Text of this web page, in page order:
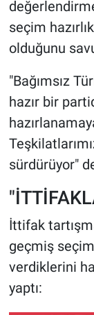
seçim
olduğunu
"Bağımsız
hazır bir
sürdürüyor"
İttifak
geçmiş
verdiklerini
yaptı: